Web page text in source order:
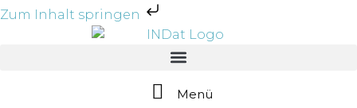
Zum Inhalt springen
Menü